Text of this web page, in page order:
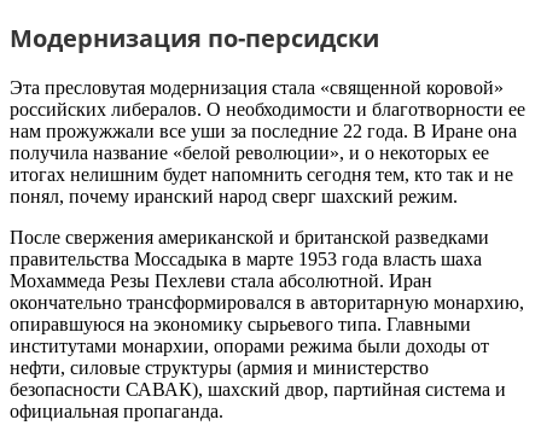
Модернизация по-персидски
Эта пресловутая модернизация стала «священной коровой»
российских либералов. О необходимости и благотворности ее
нам прожужжали все уши за последние 22 года. В Иране она
получила название «белой революции», и о некоторых ее
итогах нелишним будет напомнить сегодня тем, кто так и не
понял, почему иранский народ сверг шахский режим.
После свержения американской и британской разведками
правительства Моссадыка в марте 1953 года власть шаха
Мохаммеда Резы Пехлеви стала абсолютной. Иран
окончательно трансформировался в авторитарную монархию,
опиравшуюся на экономику сырьевого типа. Главными
институтами монархии, опорами режима были доходы от
нефти, силовые структуры (армия и министерство
безопасности САВАК), шахский двор, партийная система и
официальная пропаганда.